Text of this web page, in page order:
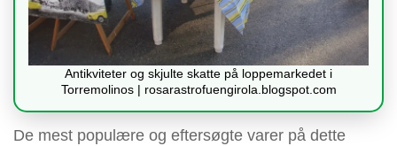
Antikviteter og skjulte skatte på loppemarkedet i
Torremolinos | rosarastrofuengirola.blogspot.com
De mest populære og eftersøgte varer på dette